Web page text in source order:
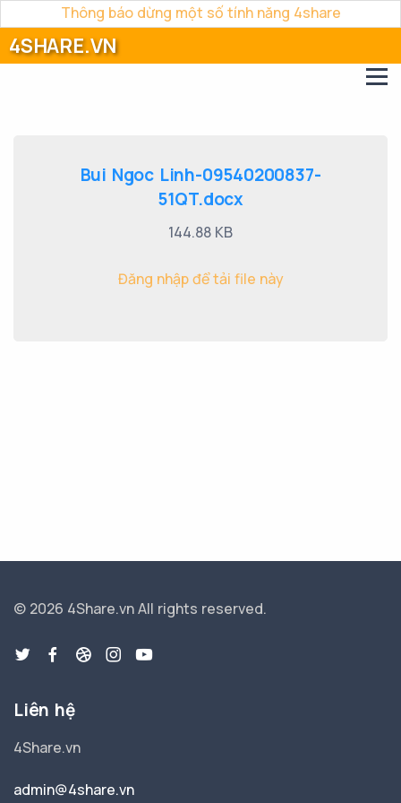
Thông báo dừng một số tính năng 4share
4SHARE.VN
Bui Ngoc Linh-09540200837-
51QT.docx
144.88 KB
Đăng nhập để tải file này
© 2026 4Share.vnAll rights reserved.
Liên hệ
4Share.vn
admin@4share.vn